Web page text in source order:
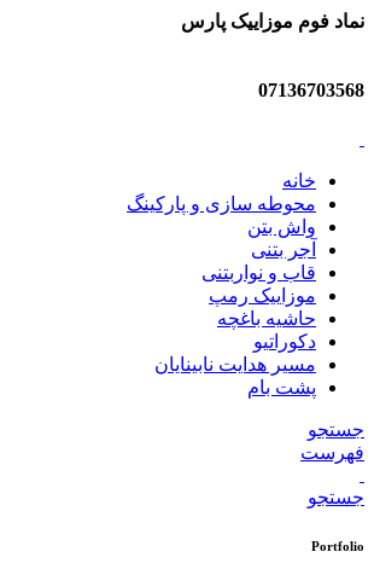
نماد فوم موزاییک پارس
07136703568
خانه
محوطه سازی و پارکینگ
واش بتن
آجر بتنی
قاب و نواربتنی
موزاییک رمپ
حاشیه باغچه
دکوراتیو
مسیر هدایت نابینایان
پشت بام
جستجو
فهرست
جستجو
Portfolio